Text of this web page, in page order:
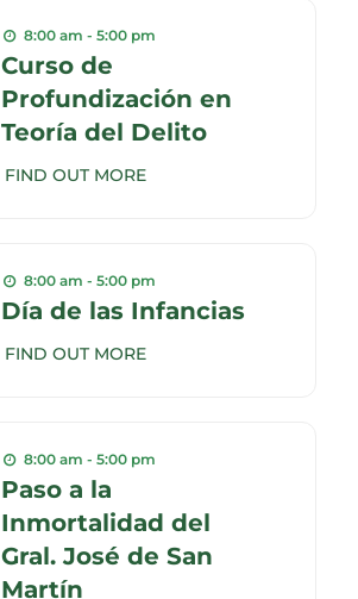
8:00 am - 5:00 pm
Curso de
Profundización en
Teoría del Delito
FIND OUT MORE
8:00 am - 5:00 pm
Día de las Infancias
FIND OUT MORE
8:00 am - 5:00 pm
Paso a la
Inmortalidad del
Gral. José de San
Martín